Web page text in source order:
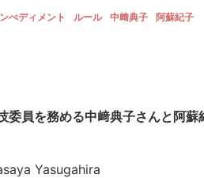
ぺディメント ルール 中﨑典子 阿蘇紀子
委員を務める中﨑典子さんと阿
Yasugahira